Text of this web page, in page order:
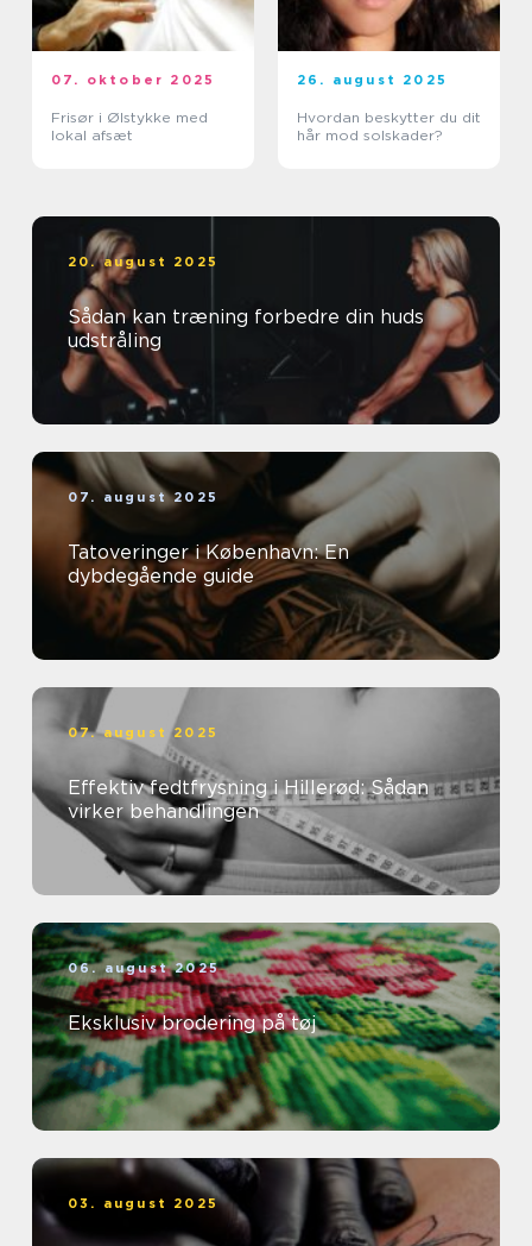
07. oktober 2025
Frisør i Ølstykke med
lokal afsæt
26. august 2025
Hvordan beskytter du dit
hår mod solskader?
20. august 2025
Sådan kan træning forbedre din huds
udstråling
07. august 2025
Tatoveringer i København: En
dybdegående guide
07. august 2025
Effektiv fedtfrysning i Hillerød: Sådan
virker behandlingen
06. august 2025
Eksklusiv brodering på tøj
03. august 2025